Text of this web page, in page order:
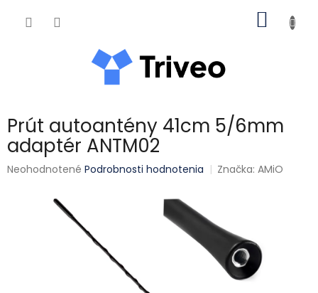
Prút autoantény 41cm 5/6mm
adaptér ANTM02
Priemerné hodnotenie produktu je 0,0 z 5 hviezdičiek.
Neohodnotené Podrobnosti hodnotenia Značka:AMiO